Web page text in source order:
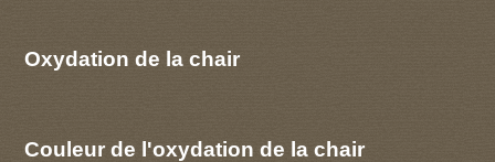
Oxydation de la chair
Couleur de l'oxydation de la chair